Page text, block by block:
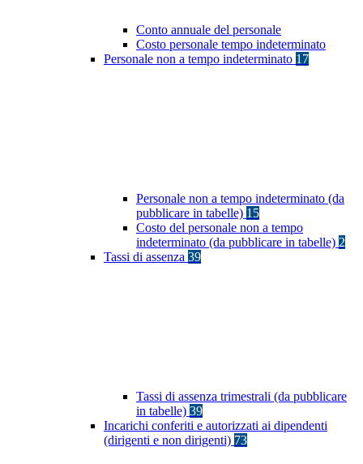
Conto annuale del personale
Costo personale tempo indeterminato
Personale non a tempo indeterminato 17
Personale non a tempo indeterminato (da
pubblicare in tabelle) 15
Costo del personale non a tempo
indeterminato (da pubblicare in tabelle) 2
Tassi di assenza 39
Tassi di assenza trimestrali (da pubblicare
in tabelle) 39
Incarichi conferiti e autorizzati ai dipendenti
(dirigenti e non dirigenti) 73